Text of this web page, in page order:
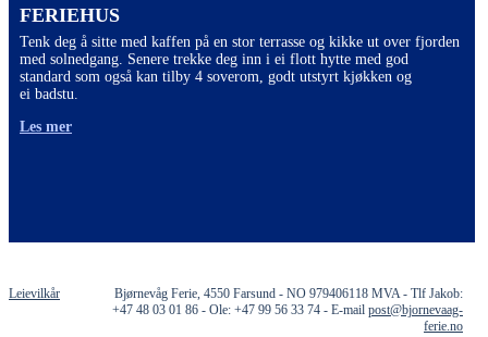
FERIEHUS
Tenk deg å sitte med kaffen på en stor terrasse og kikke ut over fjorden
med solnedgang. Senere trekke deg inn i ei flott hytte med god
standard som også kan tilby 4 soverom, godt utstyrt kjøkken og
ei badstu.
Les mer
Leievilkår
Bjørnevåg Ferie, 4550 Farsund - NO 979406118 MVA - Tlf Jakob:
+47 48 03 01 86 - Ole: +47 99 56 33 74 - E-mail post@bjornevaag-
ferie.no